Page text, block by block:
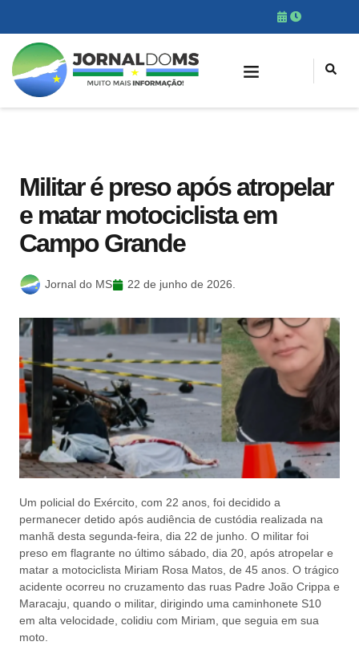
Militar é preso após atropelar
e matar motociclista em
Campo Grande
Jornal do MS 22 de junho de 2026.
Um policial do Exército, com 22 anos, foi decidido a
permanecer detido após audiência de custódia realizada na
manhã desta segunda-feira, dia 22 de junho. O militar foi
preso em flagrante no último sábado, dia 20, após atropelar e
matar a motociclista Miriam Rosa Matos, de 45 anos. O trágico
acidente ocorreu no cruzamento das ruas Padre João Crippa e
Maracaju, quando o militar, dirigindo uma caminhonete S10
em alta velocidade, colidiu com Miriam, que seguia em sua
moto.